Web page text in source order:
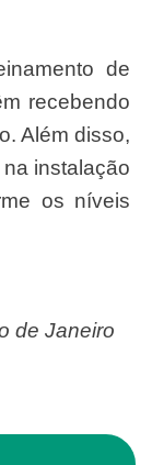
recebendo
Além disso,
instalação
os níveis
de Janeiro